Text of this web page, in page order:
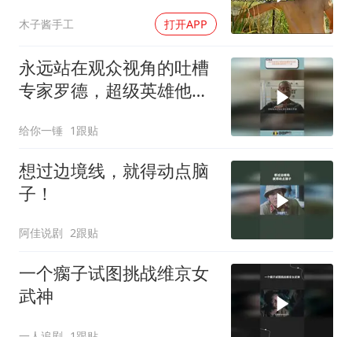
木子酱手工 打开APP
永远站在观众视角的吐槽
专家罗德，超级英雄他都
给你一锤 1跟贴
想过边境线，就得动点脑
子！
阿佳说剧 2跟贴
一个瘸子试图挑战维京女
武神